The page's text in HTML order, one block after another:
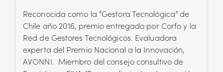
Reconocida como la “Gestora Tecnológica” de
Chile año 2016, premio entregado por Corfo y la
Red de Gestores Tecnológicos. Evaluadora
experta del Premio Nacional a la Innovación,
AVONNI. Miembro del consejo consultivo de